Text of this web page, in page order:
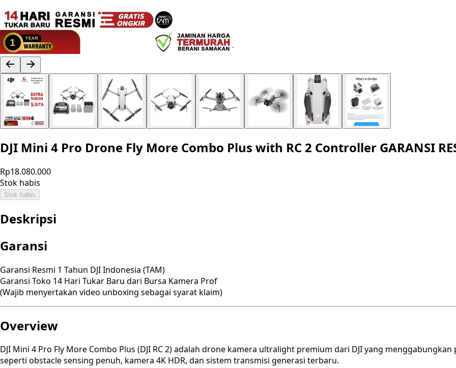
DJI Mini 4 Pro Drone Fly More Combo Plus with RC 2 Controller GARANSI
Rp18.080.000
Stok habis
Stok habis
Deskripsi
Garansi
Garansi Resmi 1 Tahun DJI Indonesia (TAM)
Garansi Toko 14 Hari Tukar Baru dari Bursa Kamera Prof
(Wajib menyertakan video unboxing sebagai syarat klaim)
Overview
DJI Mini 4 Pro Fly More Combo Plus (DJI RC 2) adalah drone kamera ultralight premium dari DJI yang
seperti obstacle sensing penuh, kamera 4K HDR, dan sistem transmisi generasi terbaru.